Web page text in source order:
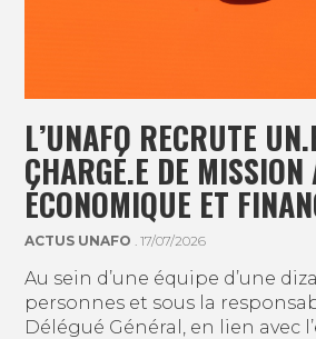
L’UNAFO RECRUTE
CHARGÉ.E DE MISSION
ÉCONOMIQUE ET
ACTUS UNAFO . 17/07/2026
Au sein d’une équipe d’une
personnes et sous la
Délégué Général, en lien avec